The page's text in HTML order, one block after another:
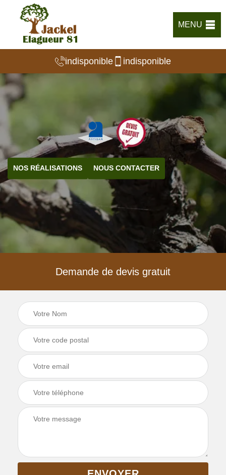
MENU
indisponible indisponible
NOS RÉALISATIONS NOUS CONTACTER
Demande de devis gratuit